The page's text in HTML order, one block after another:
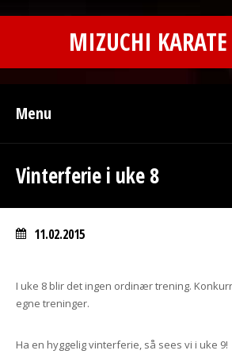
MIZUCHI
Menu
Vinterferie i uke 8
11.02.2015
I uke 8 blir det ingen ordinær trening.
egne treninger.
Ha en hyggelig vinterferie, så sees vi i uke 9!